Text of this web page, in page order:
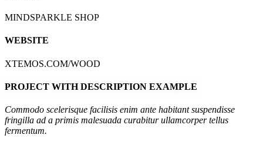
MINDSPARKLE SHOP
WEBSITE
XTEMOS.COM/WOOD
PROJECT WITH DESCRIPTION EXAMPLE
Commodo scelerisque facilisis enim ante habitant suspendisse
fringilla ad a primis malesuada curabitur ullamcorper tellus
fermentum.